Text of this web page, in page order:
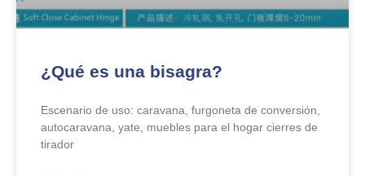
¿Qué es una bisagra?
Escenario de uso: caravana, furgoneta de conversión,
autocaravana, yate, muebles para el hogar cierres de
tirador